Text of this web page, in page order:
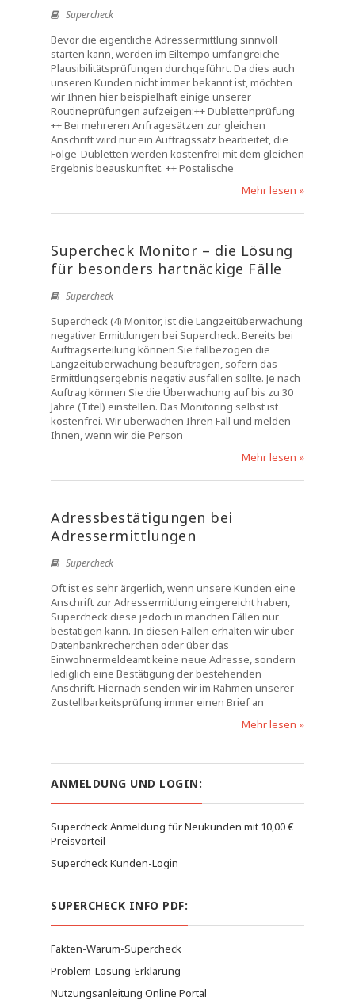
Supercheck
Bevor die eigentliche Adressermittlung sinnvoll
starten kann, werden im Eiltempo umfangreiche
Plausibilitätsprüfungen durchgeführt. Da dies auch
unseren Kunden nicht immer bekannt ist, möchten
wir Ihnen hier beispielhaft einige unserer
Routineprüfungen aufzeigen:++ Dublettenprüfung
++ Bei mehreren Anfragesätzen zur gleichen
Anschrift wird nur ein Auftragssatz bearbeitet, die
Folge-Dubletten werden kostenfrei mit dem gleichen
Ergebnis beauskunftet. ++ Postalische
Mehr lesen »
Supercheck Monitor – die Lösung
für besonders hartnäckige Fälle
Supercheck
Supercheck (4) Monitor, ist die Langzeitüberwachung
negativer Ermittlungen bei Supercheck. Bereits bei
Auftragserteilung können Sie fallbezogen die
Langzeitüberwachung beauftragen, sofern das
Ermittlungsergebnis negativ ausfallen sollte. Je nach
Auftrag können Sie die Überwachung auf bis zu 30
Jahre (Titel) einstellen. Das Monitoring selbst ist
kostenfrei. Wir überwachen Ihren Fall und melden
Ihnen, wenn wir die Person
Mehr lesen »
Adressbestätigungen bei
Adressermittlungen
Supercheck
Oft ist es sehr ärgerlich, wenn unsere Kunden eine
Anschrift zur Adressermittlung eingereicht haben,
Supercheck diese jedoch in manchen Fällen nur
bestätigen kann. In diesen Fällen erhalten wir über
Datenbankrecherchen oder über das
Einwohnermeldeamt keine neue Adresse, sondern
lediglich eine Bestätigung der bestehenden
Anschrift. Hiernach senden wir im Rahmen unserer
Zustellbarkeitsprüfung immer einen Brief an
Mehr lesen »
ANMELDUNG UND LOGIN:
Supercheck Anmeldung für Neukunden mit 10,00 €
Preisvorteil
Supercheck Kunden-Login
SUPERCHECK INFO PDF:
Fakten-Warum-Supercheck
Problem-Lösung-Erklärung
Nutzungsanleitung Online Portal